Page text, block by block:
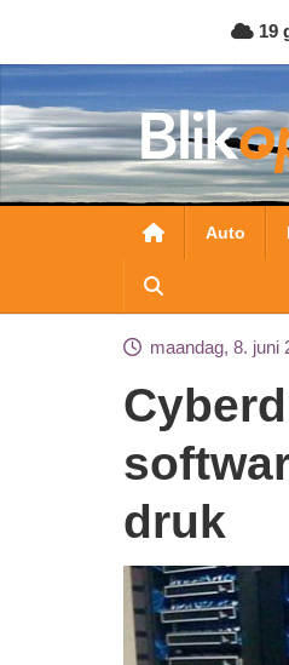
naar
de
inhoud
gaan
19
Hoofdnavigatie
Auto
maandag, 8. juni
Cyberdreiging, AI en tekort aan
druk